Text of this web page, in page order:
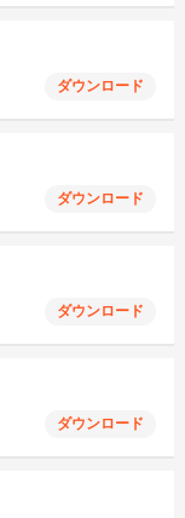
ダウンロード
ダウンロード
ダウンロード
ダウンロード